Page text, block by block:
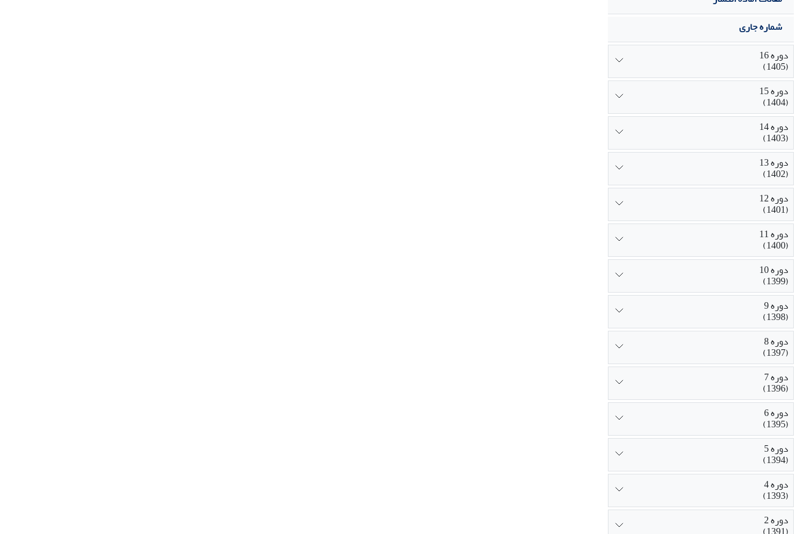
شماره جاری
دوره 16
(1405)
دوره 15
(1404)
دوره 14
(1403)
دوره 13
(1402)
دوره 12
(1401)
دوره 11
(1400)
دوره 10
(1399)
دوره 9
(1398)
دوره 8
(1397)
دوره 7
(1396)
دوره 6
(1395)
دوره 5
(1394)
دوره 4
(1393)
دوره 2